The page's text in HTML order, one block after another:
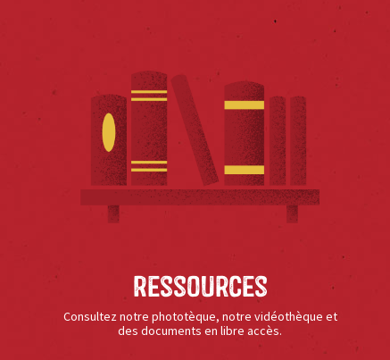
Ressources
Consultez notre phototèque, notre vidéothèque et
des documents en libre accès.